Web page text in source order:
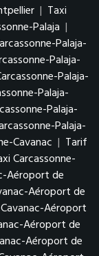
| Taxi
Palaja |
Palaja-
Palaja-
Palaja-
Palaja-
Palaja-
Palaja-
Cavanac | Tarif
Carcassonne-
Aéroport de
Aéroport de
Aéroport
Aéroport de
Aéroport de